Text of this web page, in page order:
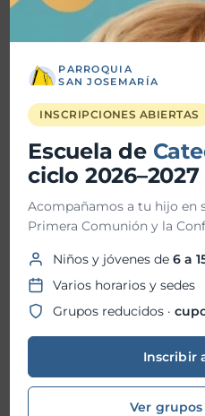
enero 2026
diciembre 2025
noviembre 2025
octubre 2025
septiembre 2025
agosto 2025
julio 2025
junio 2025
mayo 2025
abril 2025
febrero 2025
PARROQUIA
SAN JOSEMARÍA
INSCRIPCIONES ABIERTAS
Escuela de
ciclo 2026–2027
Acompañamos a tu hijo en
Primera Comunión y la
Niños y jóvenes de6 a
Varios horarios y sedes
Grupos reducidos ·
Inscribir
Ver